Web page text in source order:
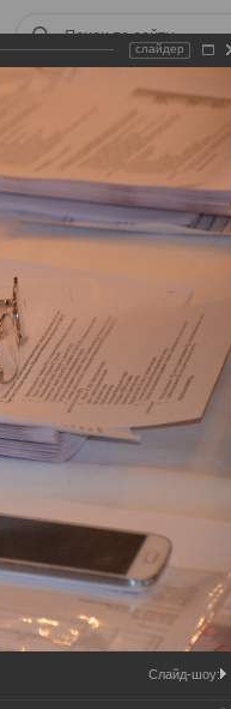
Календарь
‹
ПН ВТ
30 31
7
13
27
28
РАССЫЛКА
Новости и
для
Введите ваш
слайдер
Слайд-шоу: